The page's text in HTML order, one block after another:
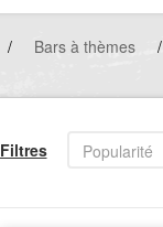
/ Bars à thèmes /
Filtres Popularité